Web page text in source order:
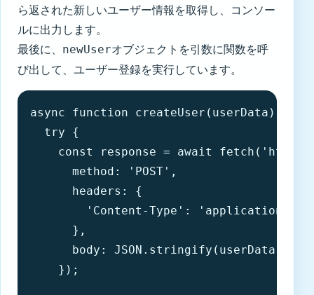
ら返された新しいユーザー情報を取得し、コンソー
ルに出力します。
最後に、 newUserオブジェクトを引数に関数を呼
び出して、ユーザー登録を実行しています。
async function createUser(userData) {
  try {
const response = await
      method: 'POST',
      headers: {
'Content-Type': 'application/
      },
      body: JSON.stringify(userData),
    });